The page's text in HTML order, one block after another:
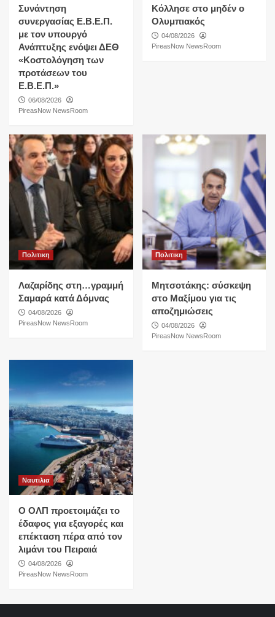
Συνάντηση
συνεργασίας Ε.Β.Ε.Π.
με τον υπουργό
Ανάπτυξης ενόψει ΔΕΘ
«Κοστολόγηση των
προτάσεων του
Ε.Β.Ε.Π.»
06/08/2026
PireasNow NewsRoom
Κόλλησε στο μηδέν ο
Ολυμπιακός
04/08/2026
PireasNow NewsRoom
Πολιτικη
Λαζαρίδης στη…γραμμή
Σαμαρά κατά Δόμνας
04/08/2026
PireasNow NewsRoom
Πολιτικη
Μητσοτάκης: σύσκεψη
στο Μαξίμου για τις
αποζημιώσεις
04/08/2026
PireasNow NewsRoom
Ναυτιλια
O ΟΛΠ προετοιμάζει το
έδαφος για εξαγορές και
επέκταση πέρα από τον
λιμάνι του Πειραιά
04/08/2026
PireasNow NewsRoom